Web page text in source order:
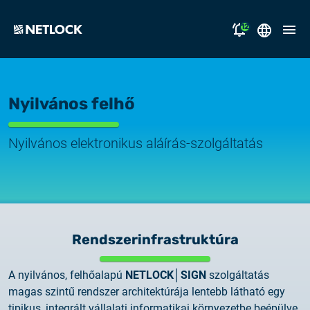
megoldásaink
támogatás
karrier
NL Campus
bejelentkezés
12
2026.07.17.
Tájékoztatás átmeneti e-mail kézbesítési
fennakadásról
Rendszerfrissítés
Rendszerfrissítés
2026.06.04.
Nyilvános felhő
Nyilvános elektronikus aláírás-szolgáltatás
Rendszerinfrastruktúra
A nyilvános, felhőalapú NETLOCK│SIGN szolgáltatás
magas szintű rendszer architektúrája lentebb látható egy